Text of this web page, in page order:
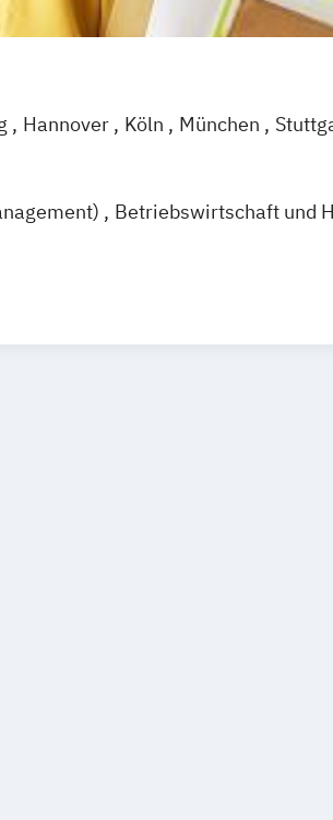
Hannover Köln München
Betriebswirtschaft und